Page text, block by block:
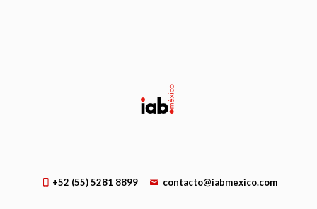
+52 (55) 5281 8899 contacto@iabmexico.com